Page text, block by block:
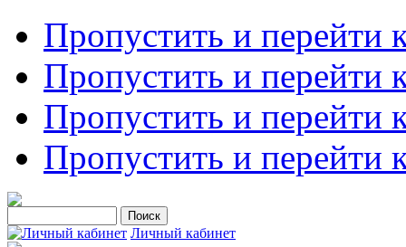
Пропустить и перейти
Пропустить и перейти
Пропустить и перейти
Пропустить и перейти
Личный кабинет